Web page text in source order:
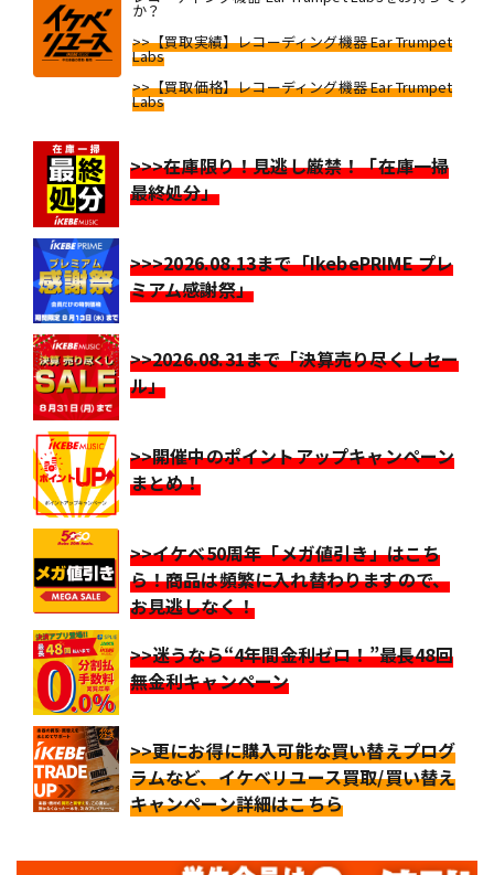
か？
>>【買取実績】レコーディング機器 Ear Trumpet
Labs
>>【買取価格】レコーディング機器 Ear Trumpet
Labs
>>>在庫限り！見逃し厳禁！「在庫一掃
最終処分」
>>>2026.08.13まで「IkebePRIME プレ
ミアム感謝祭」
>>2026.08.31まで「決算売り尽くしセー
ル」
>>開催中のポイントアップキャンペーン
まとめ！
>>イケベ50周年「メガ値引き」はこち
ら！商品は頻繁に入れ替わりますので、
お見逃しなく！
>>迷うなら“4年間金利ゼロ！”最長48回
無金利キャンペーン
>>更にお得に購入可能な買い替えプログ
ラムなど、イケベリユース買取/買い替え
キャンペーン詳細はこちら